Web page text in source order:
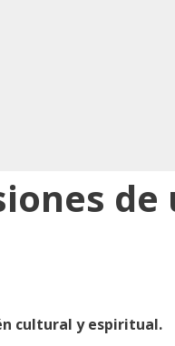
cultural y espiritual.